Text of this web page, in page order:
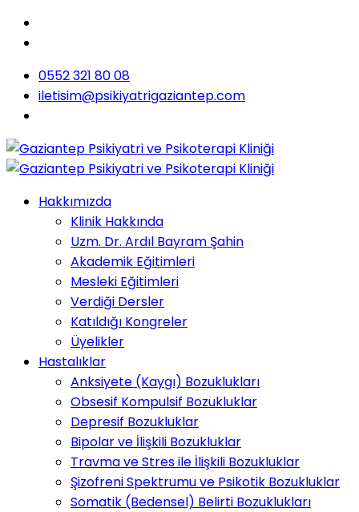
0552 321 80 08
iletisim@psikiyatrigaziantep.com
Hakkımızda
Klinik Hakkında
Uzm. Dr. Ardıl Bayram Şahin
Akademik Eğitimleri
Mesleki Eğitimleri
Verdiği Dersler
Katıldığı Kongreler
Üyelikler
Hastalıklar
Anksiyete (Kaygı) Bozuklukları
Obsesif Kompulsif Bozukluklar
Depresif Bozukluklar
Bipolar ve İlişkili Bozukluklar
Travma ve Stres ile İlişkili Bozukluklar
Şizofreni Spektrumu ve Psikotik Bozukluklar
Somatik (Bedensel) Belirti Bozuklukları